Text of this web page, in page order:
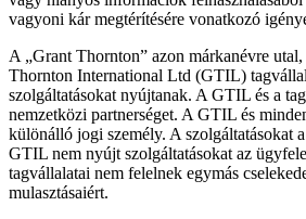
vagyoni kár megtérítésére vonatkozó
A „Grant Thornton” azon márkanévre
Thornton International Ltd (GTIL)
szolgáltatásokat nyújtanak. A GTIL és a
nemzetközi partnerséget. A GTIL és
különálló jogi személy. A szolgáltatásokat
GTIL nem nyújt szolgáltatásokat az
tagvállalatai nem felelnek egymás
mulasztásaiért.